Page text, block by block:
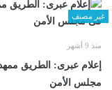
غير مصنف
منذ 9 أشهر
إعلام عبرى: الطريق
مجلس الأمن